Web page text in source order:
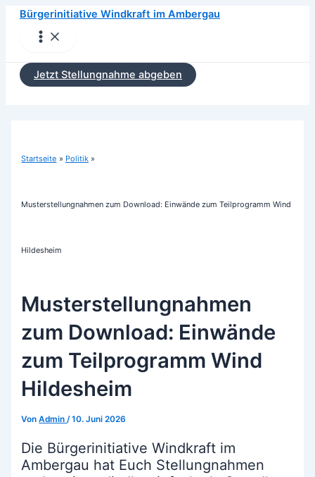
Zum
springen
Bürgerinitiative Windkraft im Ambergau
Main
Menu
Jetzt Stellungnahme abgeben
Startseite Politik
Musterstellungnahmen zum Download: Einwände zum Teilprogramm Wind
Hildesheim
Musterstellungnahmen
zum Download: Einwände
zum Teilprogramm Wind
Hildesheim
VonAdmin/10. Juni 2026
Die Bürgerinitiative Windkraft im
Ambergau hat Euch Stellungnahmen